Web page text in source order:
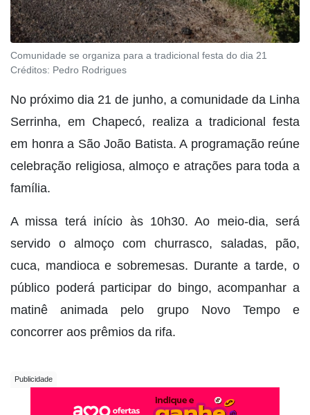
Comunidade se organiza para a tradicional festa do dia 21
Créditos: Pedro Rodrigues
No próximo dia 21 de junho, a comunidade da Linha
Serrinha, em Chapecó, realiza a tradicional festa
em honra a São João Batista. A programação reúne
celebração religiosa, almoço e atrações para toda a
família.
A missa terá início às 10h30. Ao meio-dia, será
servido o almoço com churrasco, saladas, pão,
cuca, mandioca e sobremesas. Durante a tarde, o
público poderá participar do bingo, acompanhar a
matinê animada pelo grupo Novo Tempo e
concorrer aos prêmios da rifa.